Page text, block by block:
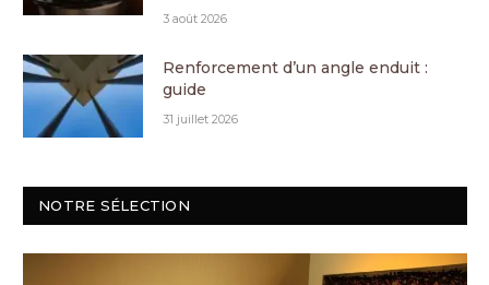
3 août 2026
Renforcement d’un angle enduit :
guide
31 juillet 2026
NOTRE SÉLECTION